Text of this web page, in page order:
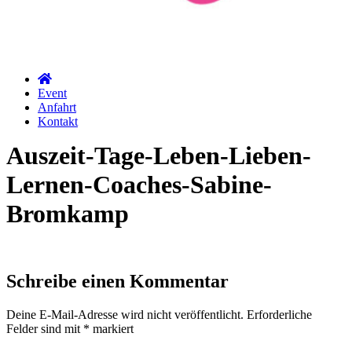
Event
Anfahrt
Kontakt
Auszeit-Tage-Leben-Lieben-
Lernen-Coaches-Sabine-
Bromkamp
Schreibe einen Kommentar
Deine E-Mail-Adresse wird nicht veröffentlicht. Erforderliche
Felder sind mit * markiert